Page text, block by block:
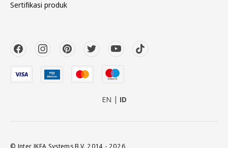
Sertifikasi produk
EN ID
© Inter IKEA Systems B.V. 2014 - 2026